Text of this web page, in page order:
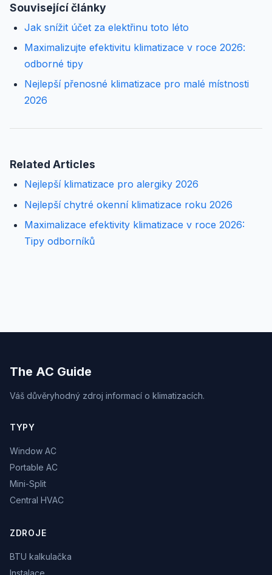
Související články
Jak snížit účet za elektřinu toto léto
Maximalizujte efektivitu klimatizace v roce 2026:
odborné tipy
Nejlepší přenosné klimatizace pro malé místnosti
2026
Related Articles
Nejlepší klimatizace pro alergiky 2026
Nejlepší chytré okenní klimatizace roku 2026
Maximalizace efektivity klimatizace v roce 2026:
Tipy odborníků
The AC Guide
Váš důvěryhodný zdroj informací o klimatizacích.
TYPY
Window AC
Portable AC
Mini-Split
Central HVAC
ZDROJE
BTU kalkulačka